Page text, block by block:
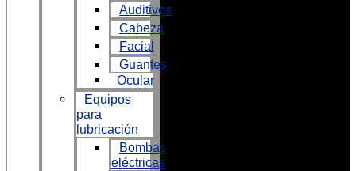
Auditivos
Cabeza
Facial
Guantes
Ocular
Equipos
para
lubricación
Bombas
eléctricas